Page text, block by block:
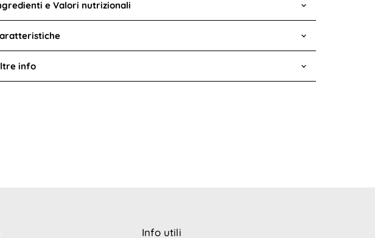
e Valori nutrizionali
info
Info utili